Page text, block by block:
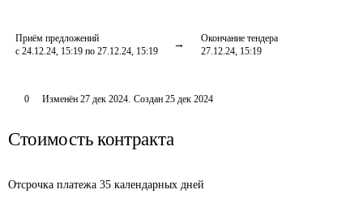
Приём предложений
с 24.12.24, 15:19 по 27.12.24, 15:19
Окончание тендера
27.12.24, 15:19
0 Изменён 27 дек 2024. Создан 25 дек 2024
Стоимость контракта
Отсрочка платежа 35 календарных дней